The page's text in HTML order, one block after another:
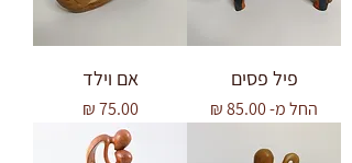
פיל פסים
החל מ-
מחיר מבצע
אם וילד
מחיר‏75.00 ‏₪